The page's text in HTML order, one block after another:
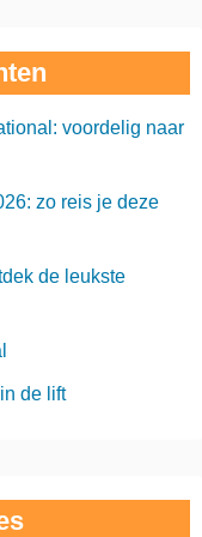
voordelig naar
zo reis je deze
de leukste
de lift